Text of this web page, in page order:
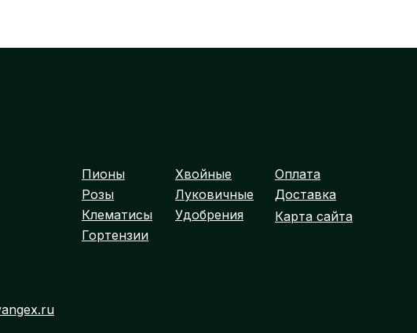
Оплата
Карта сайта
Доставка
Удобрения
Луковичные
Хвойные
Гортензии
Клематисы
Розы
Пионы